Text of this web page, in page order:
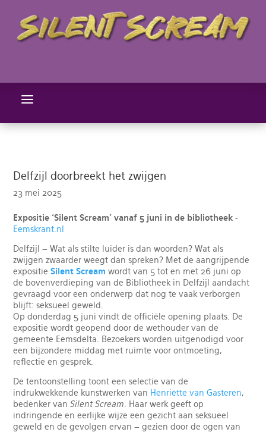
a
Delfzijl doorbreekt het zwijgen
23 mei 2025
Expositie ‘Silent Scream’ vanaf 5 juni in de bibliotheek -
Eemskrant.nl
Delfzijl – Wat als stilte luider is dan woorden? Wat als
zwijgen zwaarder weegt dan spreken? Met de aangrijpende
expositieSilent Scream wordt van 5 tot en met 26 juni op
de bovenverdieping van de Bibliotheek in Delfzijl aandacht
gevraagd voor een onderwerp dat nog te vaak verborgen
blijft: seksueel geweld.
Op donderdag 5 juni vindt de officiële opening plaats. De
expositie wordt geopend door de wethouder van de
gemeente Eemsdelta. Bezoekers worden uitgenodigd voor
een bijzondere middag met ruimte voor ontmoeting,
reflectie en gesprek.
De tentoonstelling toont een selectie van de
indrukwekkende kunstwerken van Henriëtte van Gasteren,
bedenker vanSilent Scream . Haar werk geeft op
indringende en eerlijke wijze een gezicht aan seksueel
geweld en de gevolgen ervan – gezien door de ogen van